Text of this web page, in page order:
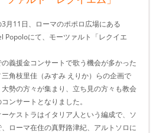
月11日、ローマのポポロ広場にある
Popoloにて、モーツァルト「レクイエ
義援金コンサートで歌う機会が多かった
角枝里佳（みすみ えりか）らの企画で
勢の方々が集まり、立ち見の方々も教会
ンサートとなりました。
ケストラはイタリア人という編成で、ソ
ローマ在住の真野路津紀、アルトソロに